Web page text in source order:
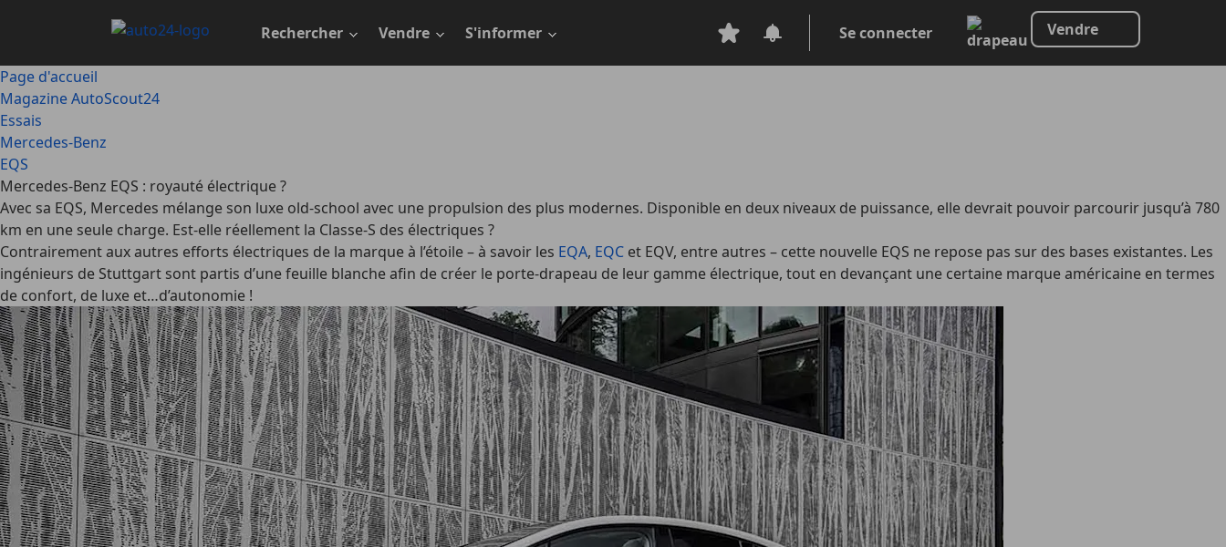
principal
Rechercher Vendre S'informer Se connecter Vendre
Page d'accueil
Magazine AutoScout24
Essais
Mercedes-Benz
EQS
Mercedes-Benz EQS : royauté électrique ?
Avec sa EQS, Mercedes mélange son luxe old-school avec une propulsion des plus modernes. Disponible en deux niveaux de puissance, elle devrait pouvoir parcourir jusqu’à 780
km en une seule charge. Est-elle réellement la Classe-S des électriques ?
Contrairement aux autres efforts électriques de la marque à l’étoile – à savoir les EQA, EQC et EQV, entre autres – cette nouvelle EQS ne repose pas sur des bases existantes. Les
ingénieurs de Stuttgart sont partis d’une feuille blanche afin de créer le porte-drapeau de leur gamme électrique, tout en devançant une certaine marque américaine en termes
de confort, de luxe et…d’autonomie !